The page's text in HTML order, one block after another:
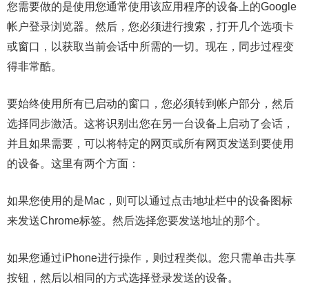
您需要做的是使用您通常使用该应用程序的设备上的Google
帐户登录浏览器。然后，您必须进行搜索，打开几个选项卡
或窗口，以获取当前会话中所需的一切。现在，同步过程变
得非常酷。
要始终使用所有已启动的窗口，您必须转到帐户部分，然后
选择同步激活。这将识别出您在另一台设备上启动了会话，
并且如果需要，可以将特定的网页或所有网页发送到要使用
的设备。这里有两个方面：
如果您使用的是Mac，则可以通过点击地址栏中的设备图标
来发送Chrome标签。然后选择您要发送地址的那个。
如果您通过iPhone进行操作，则过程类似。您只需单击共享
按钮，然后以相同的方式选择登录发送的设备。